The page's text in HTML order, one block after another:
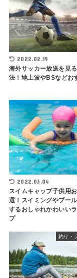
2022.02.19
海外サッカー放送を見
法！地上波やBSなどお
2022.03.04
スイムキャップ子供用
選！スイミングやプー
するおしゃれかわいい
プ
釣り・